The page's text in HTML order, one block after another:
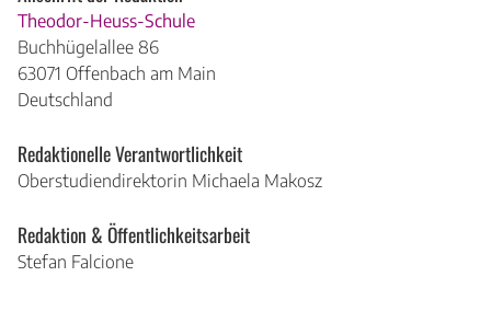
Theodor-Heuss-Schule
Buchhügelallee 86
63071 Offenbach am Main
Deutschland
Redaktionelle Verantwortlichkeit
Oberstudiendirektorin Michaela Makosz
Redaktion & Öffentlichkeitsarbeit
Stefan Falcione